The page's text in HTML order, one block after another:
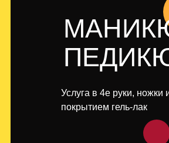
Услуга в 4е руки, ножки
покрытием гель-лак